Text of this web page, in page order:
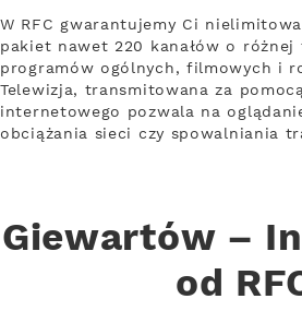
W RFC gwarantujemy Ci
pakiet nawet 220 kanałów o
programów ogólnych, filmowych i
Telewizja, transmitowana za
internetowego pozwala na
obciążania sieci czy spowalniania
Giewartów –
od